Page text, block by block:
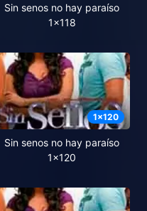
Sin senos no hay paraíso
1x118
1x120
Sin senos no hay paraíso
1x120